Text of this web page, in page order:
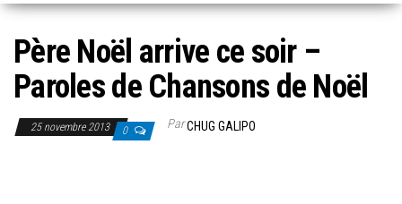
Père Noël arrive ce soir –
Paroles de Chansons de Noël
25 novembre 2013 0 ParCHUG GALIPO